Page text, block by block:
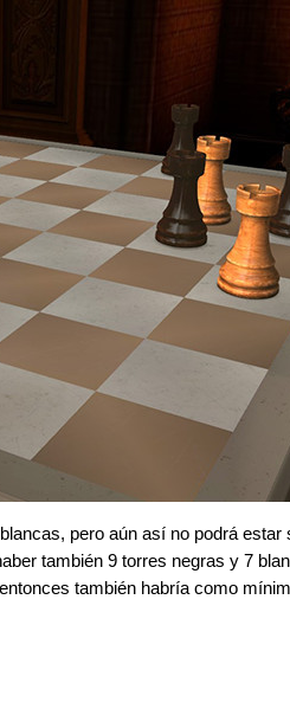
pero aún así no podrá estar
también 9 torres negras y 7
también habría como